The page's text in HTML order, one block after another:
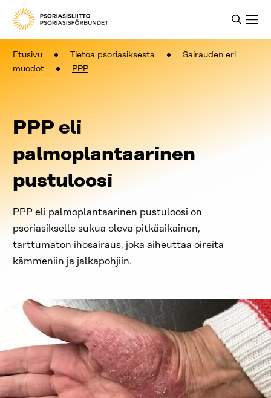
Etusivu Tietoa psoriasiksesta
Sairauden eri
muodot
PPP
PPP eli
palmoplantaarinen
pustuloosi
PPP eli palmoplantaarinen pustuloosi on
psoriasikselle sukua oleva pitkäaikainen,
tarttumaton ihosairaus, joka aiheuttaa oireita
kämmeniin ja jalkapohjiin.